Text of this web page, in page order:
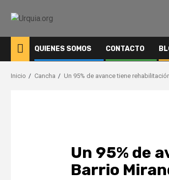
QUIENES SOMOS CONTACTO
Inicio Cancha Un 95% de avance tiene
Un 95% de
Barrio